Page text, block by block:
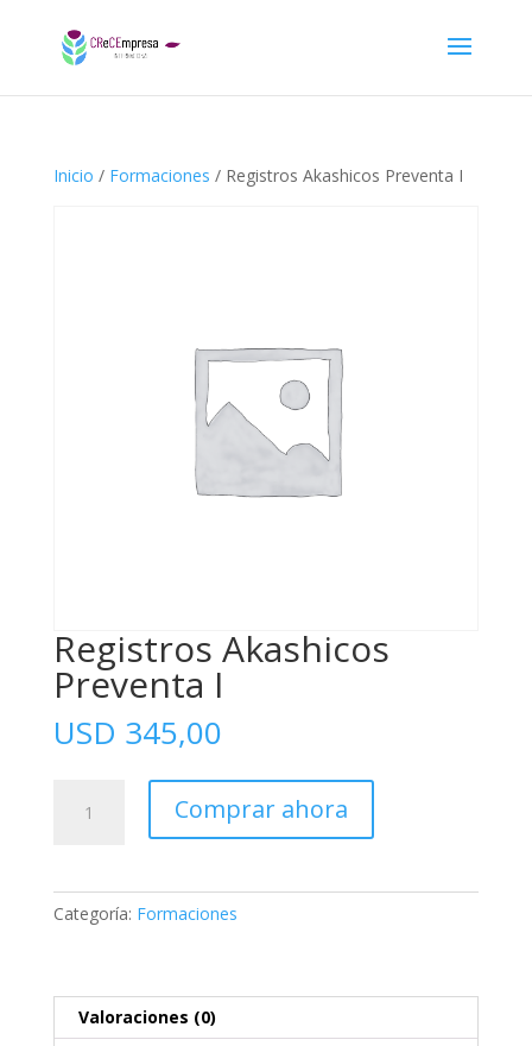
Inicio / Formaciones / Registros Akashicos Preventa I
Registros Akashicos
Preventa I
USD 345,00
Akashicos
cantidad
Comprar ahora
Categoría: Formaciones
Valoraciones (0)